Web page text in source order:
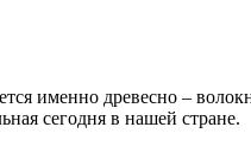
именно древесно –
сегодня в нашей стране.